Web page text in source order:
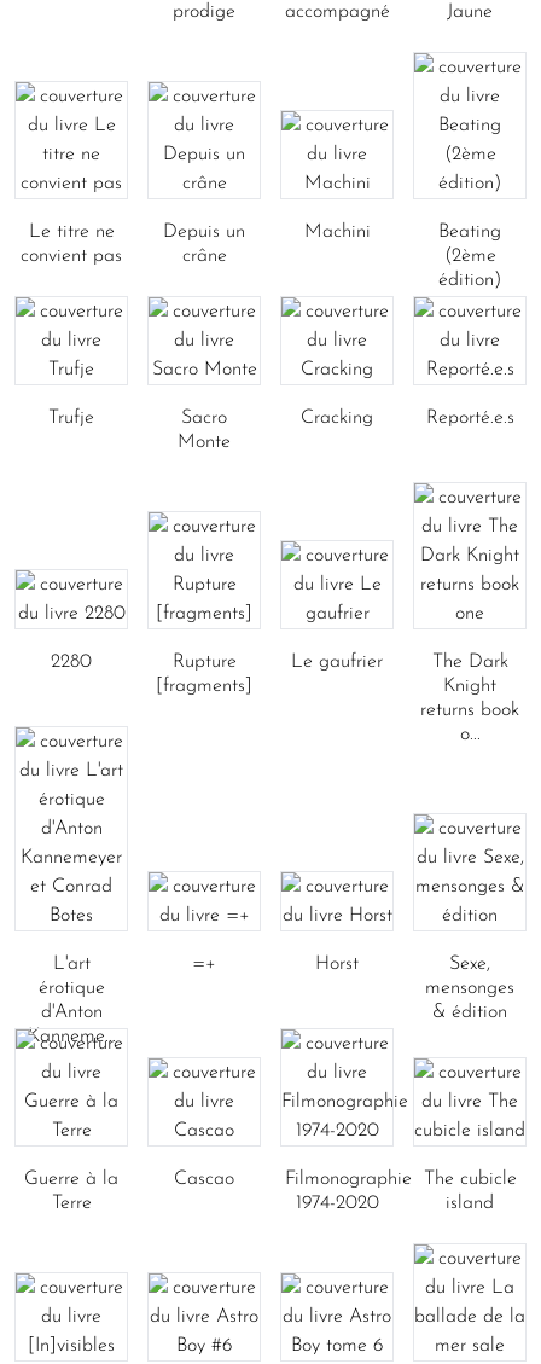
prodige
accompagné
Jaune
Le titre ne
convient pas
Depuis un
crâne
Machini
Beating
(2ème
édition)
Trufje
Sacro
Monte
Cracking Reporté.e.s
2280
Rupture
[fragments]
Le gaufrier
The Dark
Knight
returns book
o...
L'art
érotique
d'Anton
Kanneme...
=+ Horst
Sexe,
mensonges
& édition
Guerre à la
Terre
Cascao
Filmonographie
1974-2020
The cubicle
island